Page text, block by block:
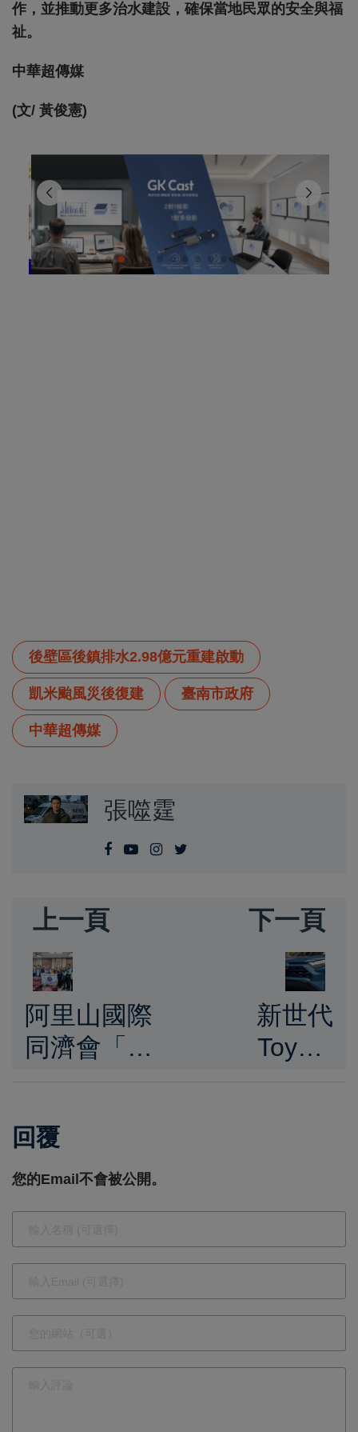
作，並推動更多治水建設，確保當地民眾的安全與福
祉。
中華超傳媒
(文/ 黃俊憲)
後壁區後鎮排水2.98億元重建啟動
凱米颱風災後復建 臺南市政府
中華超傳媒
張噬霆
上一頁
阿里山國際
同濟會「一
弱勢學童，
溫暖嘉義大
崎國小
下一頁
新世代
Toyota
SUV新潮流
回覆
您的Email不會被公開。